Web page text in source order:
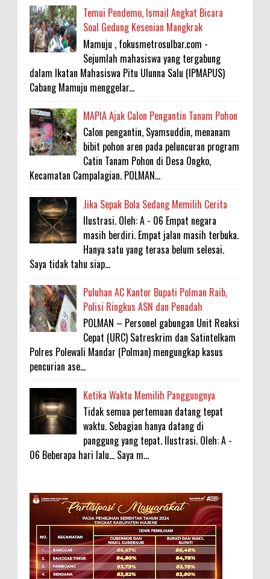
Temui Pendemo, Ismail Angkat Bicara
Soal Gedung Kesenian Mangkrak
Mamuju , fokusmetrosulbar.com -
Sejumlah mahasiswa yang tergabung
dalam Ikatan Mahasiswa Pitu Ulunna Salu (IPMAPUS)
Cabang Mamuju menggelar...
MAPIA Ajak Calon Pengantin Tanam Pohon
Calon pengantin, Syamsuddin, menanam
bibit pohon aren pada peluncuran program
Catin Tanam Pohon di Desa Ongko,
Kecamatan Campalagian. POLMAN...
Jika Sepak Bola Sedang Memilih Cerita
Ilustrasi. Oleh: A - 06 Empat negara
masih berdiri. Empat jalan masih terbuka.
Hanya satu yang terasa belum selesai.
Saya tidak tahu siap...
Puluhan AC Kantor Bupati Polman Raib,
Polisi Ringkus ASN dan Penadah
POLMAN – Personel gabungan Unit Reaksi
Cepat (URC) Satreskrim dan Satintelkam
Polres Polewali Mandar (Polman) mengungkap kasus
pencurian ase...
Ketika Waktu Memilih Panggungnya
Tidak semua pertemuan datang tepat
waktu. Sebagian hanya datang di
panggung yang tepat. Ilustrasi. Oleh: A -
06 Beberapa hari lalu... Saya m...